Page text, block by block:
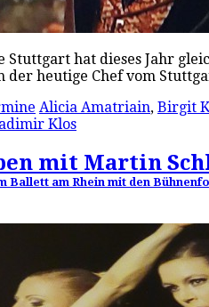
Stuttgart hat dieses Jahr
der heutige Chef vom
Alicia Amatriain, Birgit
Klos
mit Martin
Ballett am Rhein mit den